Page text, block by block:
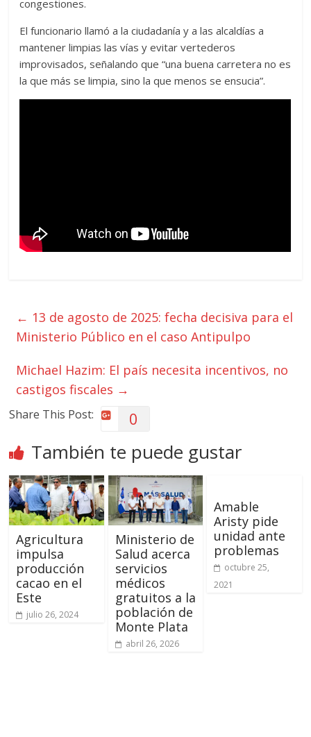
congestiones.
El funcionario llamó a la ciudadanía y a las alcaldías a
mantener limpias las vías y evitar vertederos
improvisados, señalando que “una buena carretera no es
la que más se limpia, sino la que menos se ensucia”.
← 13 de agosto de 2025: fecha decisiva para el
Ministerio Público en el caso Antipulpo
Michael Hazim: El país necesita incentivos, no
castigos fiscales →
Share This Post: 0
También te puede gustar
Agricultura
impulsa
producción
cacao en el
Este
julio 26, 2024
Ministerio de
Salud acerca
servicios
médicos
gratuitos a la
población de
Monte Plata
abril 26, 2026
Amable
Aristy pide
unidad ante
problemas
octubre 25,
2021